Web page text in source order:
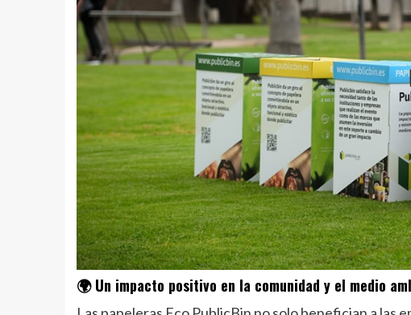
🌍 Un impacto positivo en la comunidad y el medio